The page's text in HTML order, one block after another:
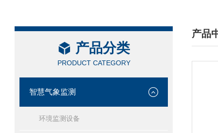
产品分类
PRODUCT CATEGORY
智慧气象监测
环境监测设备
产品
/